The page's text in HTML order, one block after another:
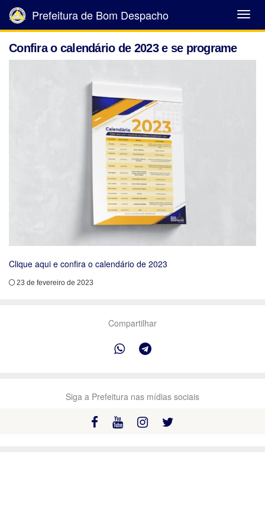
Abrir
Menu
Prefeitura de Bom Despacho
Confira o calendário de 2023 e se programe
Clique aqui e confira o calendário de 2023
23 de fevereiro de 2023
Compartilhar
Siga a Prefeitura nas mídias sociais